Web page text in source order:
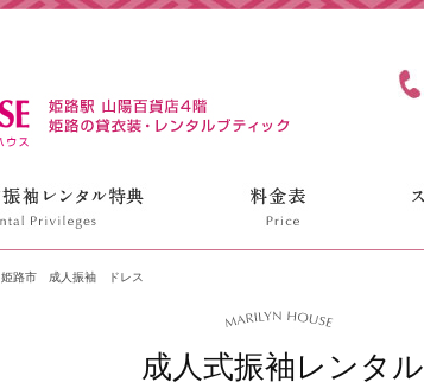
姫路市 成人振袖 ドレス
成人式振袖レンタル